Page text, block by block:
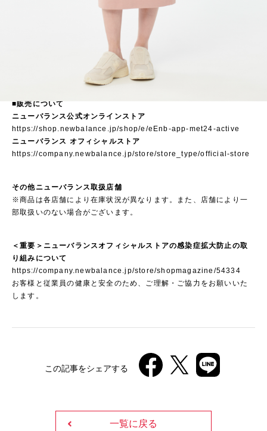
■販売について
ニューバランス公式オンラインストア
https://shop.newbalance.jp/shop/e/eEnb-app-met24-active
ニューバランス オフィシャルストア
https://company.newbalance.jp/store/store_type/official-store
その他ニューバランス取扱店舗
※商品は各店舗により在庫状況が異なります。また、店舗により一
部取扱いのない場合がございます。
＜重要＞ニューバランスオフィシャルストアの感染症拡大防止の取
り組みについて
https://company.newbalance.jp/store/shopmagazine/54334
お客様と従業員の健康と安全のため、ご理解・ご協力をお願いいた
します。
この記事をシェアする
一覧に戻る